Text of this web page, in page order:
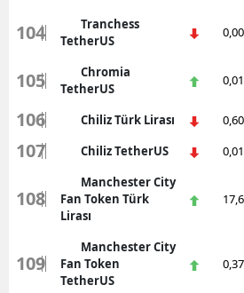
104
Tranchess
TetherUS
105
Chromia
TetherUS
106 Chiliz Türk Lirası
107 Chiliz TetherUS
108
Manchester City
Fan Token Türk
Lirası
109
Manchester City
Fan Token
TetherUS
0,37